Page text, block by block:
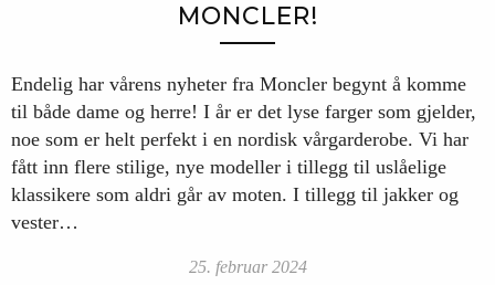
MONCLER!
Endelig har vårens nyheter fra Moncler begynt å komme
til både dame og herre! I år er det lyse farger som gjelder,
noe som er helt perfekt i en nordisk vårgarderobe. Vi har
fått inn flere stilige, nye modeller i tillegg til uslåelige
klassikere som aldri går av moten. I tillegg til jakker og
vester…
25. februar 2024